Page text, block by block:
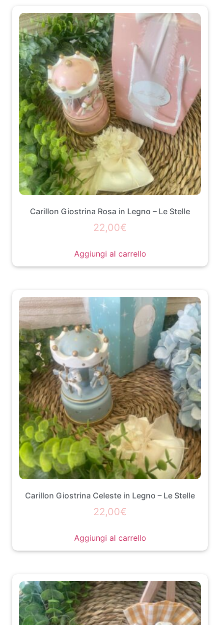
Carillon Giostrina Rosa in Legno – Le Stelle
22,00€
Aggiungi al carrello
Carillon Giostrina Celeste in Legno – Le Stelle
22,00€
Aggiungi al carrello